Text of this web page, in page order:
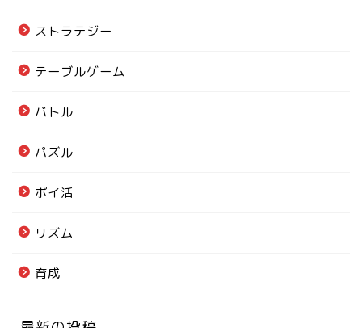
ストラテジー
テーブルゲーム
バトル
パズル
ポイ活
リズム
育成